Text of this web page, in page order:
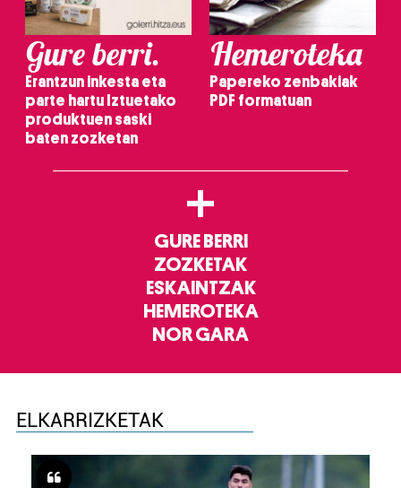
Gure berri.
Erantzun inkesta eta
parte hartu Iztuetako
produktuen saski
baten zozketan
Hemeroteka
Papereko zenbakiak
PDF formatuan
+
GURE BERRI
ZOZKETAK
ESKAINTZAK
HEMEROTEKA
NOR GARA
ELKARRIZKETAK